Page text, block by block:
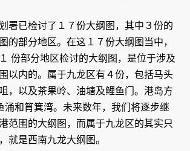
署已检讨了１７份大纲图，其中３份的
的部分地区。在这１７份大纲图当中，
份部分地区检讨的大纲图，是位于涉及
以内的。属于九龙区有４份，包括马头
，以及茶果岭、油塘及鲤鱼门。港岛方
涌和筲箕湾。未来数年，我们将逐步继
范围的大纲图，而属于九龙区的其实只
就是西南九龙大纲图。